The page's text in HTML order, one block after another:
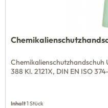
Chemikalienschutzhandschuh
388 Kl. 2121X, DIN EN ISO
Inhalt1 Stück